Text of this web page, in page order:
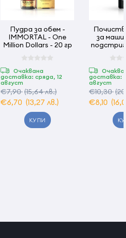
Пудра за обем -
IMMORTAL - One
Million Dollars - 20 гр
Очаквана
доставка: сряда, 12
август
€7,90(15,64 лв.)
€6,70 (13,27 лв.)
КУПИ
за
доставка:
август
€10,30
€8,10